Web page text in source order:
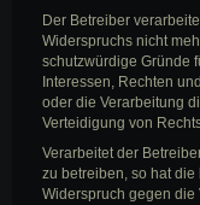
Der Betreiber
Widerspruchs nicht
schutzwürdige Gründe
Interessen, Rechten
oder die Verarbeitung
Verteidigung von
Verarbeitet der
zu betreiben, so hat
Widerspruch gegen